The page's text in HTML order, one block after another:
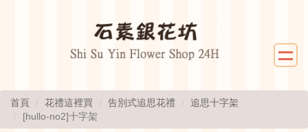
首頁 花禮這裡買 告別式追思花禮
追思十字架
[hullo-no2]十字架